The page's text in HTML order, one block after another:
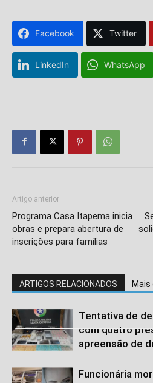
Facebook Twitter
LinkedIn WhatsApp
Artigo anterior
Programa Casa Itapema inicia
obras e prepara abertura de
inscrições para famílias
ARTIGOS RELACIONADOS Mais
Tentativa de
com quatro
apreensão de
Funcionária